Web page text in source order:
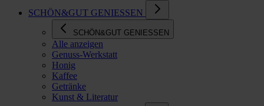
SCHÖN&GUT GENIESSEN
SCHÖN&GUT GENIESSEN
Alle anzeigen
Genuss-Werkstatt
Honig
Kaffee
Getränke
Kunst & Literatur